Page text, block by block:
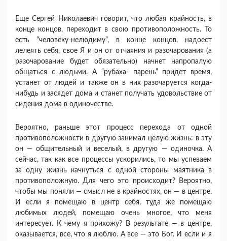
Еще Сергей Николаевич говорит, что любая крайность, в
конце концов, переходит в свою противоположность. То
есть “человеку-нелюдиму”, в конце концов, надоест
лелеять себя, свое Я и он от отчаяния и разочарования (а
разочарование будет обязательно) начнет напропалую
общаться с людьми. А “рубаха- парень” придет время,
устанет от людей и также он в них разочаруется когда-
нибудь и засядет дома и станет получать удовольствие от
сидения дома в одиночестве.
Вероятно, раньше этот процесс перехода от одной
противоположности в другую занимал целую жизнь: в эту
он — общительный и веселый, в другую — одиночка. А
сейчас, так как все процессы ускорились, то мы успеваем
за одну жизнь качнуться с одной стороны маятника в
противоположную. Для чего это происходит? Вероятно,
чтобы мы поняли — смысл не в крайностях, он — в центре.
И если я помещаю в центр себя, туда же помещаю
любимых людей, помещаю очень многое, что меня
интересует. К чему я прихожу? В результате — в центре,
оказывается, все, что я люблю. А все — это Бог. И если и я